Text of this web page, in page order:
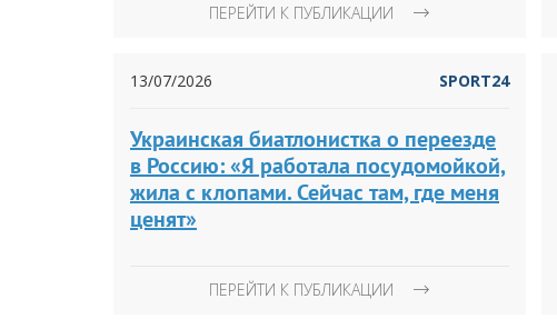
ПЕРЕЙТИ К ПУБЛИКАЦИИ
13/07/2026 SPORT24
Украинская биатлонистка о переезде
в Россию: «Я работала посудомойкой,
жила с клопами. Сейчас там, где меня
ценят»
ПЕРЕЙТИ К ПУБЛИКАЦИИ